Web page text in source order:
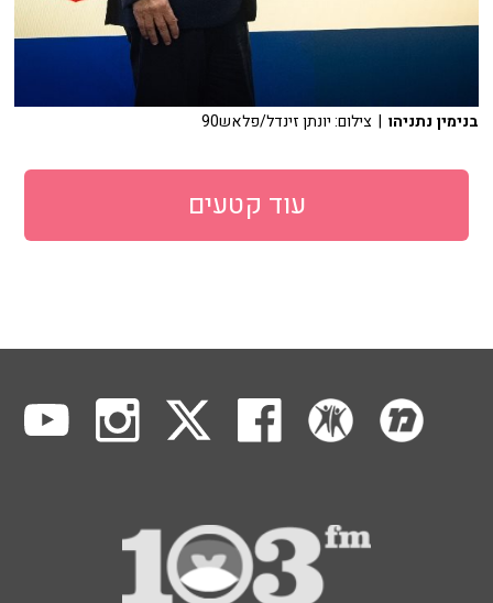
בנימין נתניהו | צילום: יונתן זינדל/פלאש90
עוד קטעים